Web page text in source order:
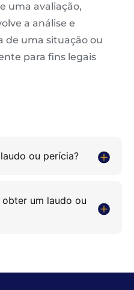
uma avaliação,
a análise e
de uma situação ou
para fins legais
ou perícia?
um laudo ou